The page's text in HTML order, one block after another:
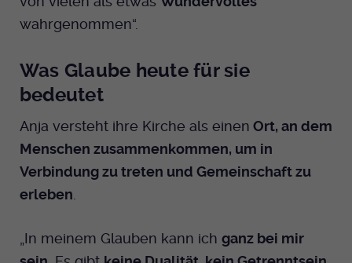
wahrgenommen“.
Was Glaube heute für sie
bedeutet
Anja versteht ihre Kirche als einen Ort, an dem
Menschen zusammenkommen, um in
Verbindung zu treten und Gemeinschaft zu
erleben.
„In meinem Glauben kann ich ganz bei mir